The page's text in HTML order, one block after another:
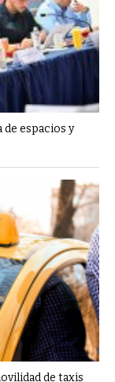
espacios y
de taxis